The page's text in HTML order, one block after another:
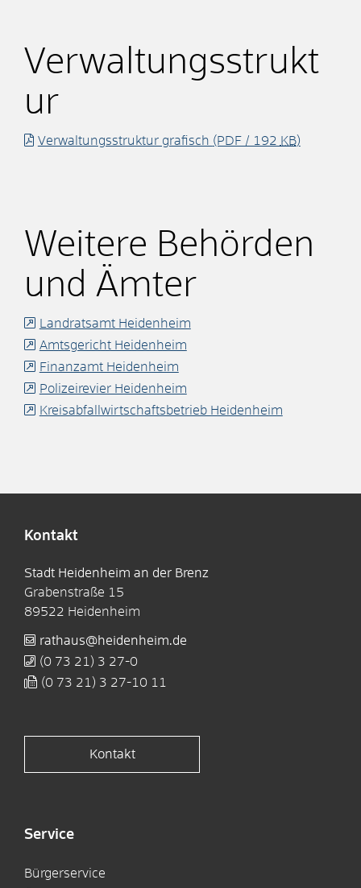
Verwaltungsstrukt
ur
Verwaltungsstruktur grafisch (PDF / 192 KB)
Weitere Behörden
und Ämter
Landratsamt Heidenheim
Amtsgericht Heidenheim
Finanzamt Heidenheim
Polizeirevier Heidenheim
Kreisabfallwirtschaftsbetrieb Heidenheim
Kontakt
Stadt Heidenheim an der Brenz
Grabenstraße 15
89522 Heidenheim
rathaus@heidenheim.de
(0 73 21) 3 27-0
(0 73 21) 3 27-10 11
Kontakt
Service
Bürgerservice